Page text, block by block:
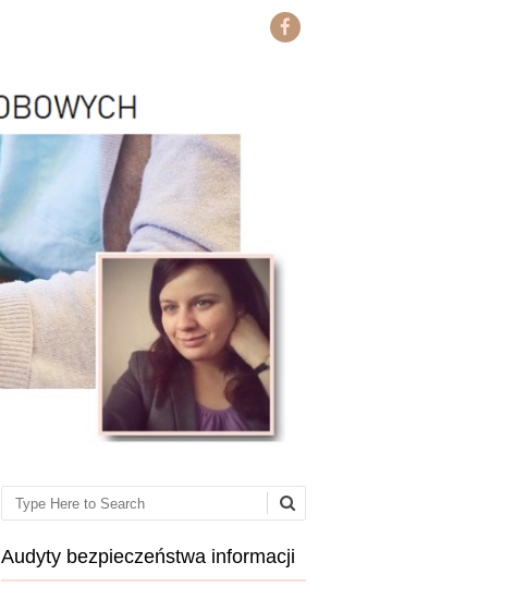
Search
Audyty bezpieczeństwa informacji